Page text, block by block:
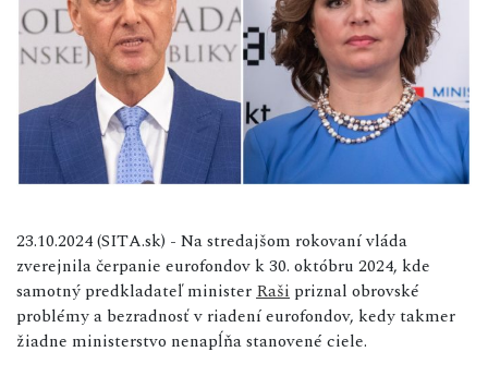
23.10.2024 (SITA.sk) - Na stredajšom rokovaní vláda
zverejnila čerpanie eurofondov k 30. októbru 2024, kde
samotný predkladateľ ministerRaši priznal obrovské
problémy a bezradnosť v riadení eurofondov, kedy takmer
žiadne ministerstvo nenapĺňa stanovené ciele.